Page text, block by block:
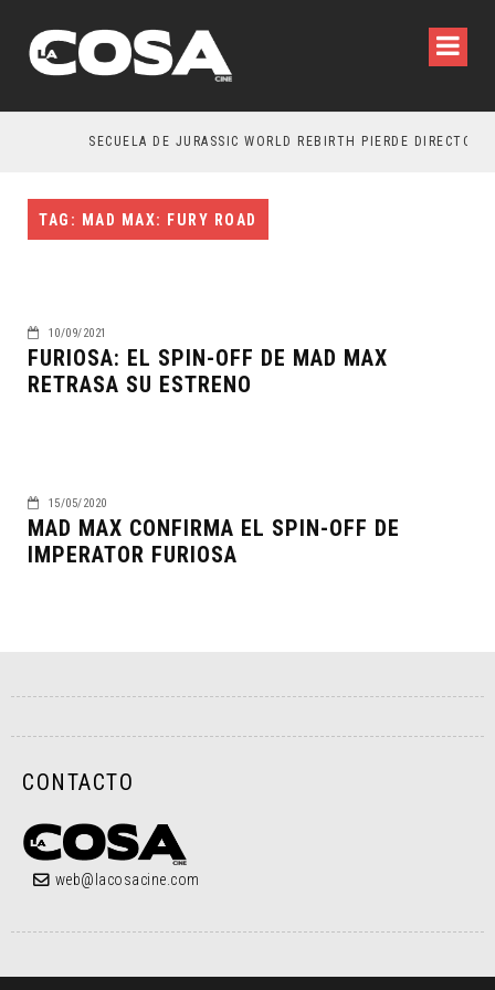
SECUELA DE JURASSIC WORLD REBIRTH PIERDE DIRECTOR
TAG: MAD MAX: FURY ROAD
10/09/2021
FURIOSA: EL SPIN-OFF DE MAD MAX
RETRASA SU ESTRENO
15/05/2020
MAD MAX CONFIRMA EL SPIN-OFF DE
IMPERATOR FURIOSA
CONTACTO
web@lacosacine.com